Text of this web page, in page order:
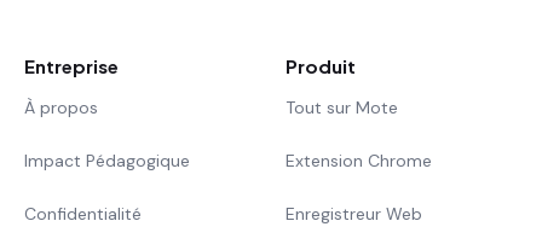
Entreprise
À propos
Impact Pédagogique
Confidentialité
Produit
Tout sur Mote
Extension Chrome
Enregistreur Web